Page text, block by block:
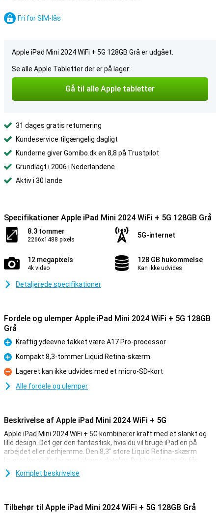
Fri for SIM-lås
Apple iPad Mini 2024 WiFi + 5G 128GB Grå er udgået.
Se alle Apple Tabletter der er på lager:
Gå til alle Apple tabletter
31 dages gratis returnering
Kundeservice tilgængelig dagligt
Kunderne giver Gomibo.dk en 8,8 på Trustpilot
Grundlagt i 2006 i Nederlandene
Aktiv i 30 lande
Specifikationer Apple iPad Mini 2024 WiFi + 5G 128GB Grå
8.3 tommer
2266x1488 pixels
5G-internet
12 megapixels
4k video
128 GB hukommelse
Kan ikke udvides
Detaljerede specifikationer
Fordele og ulemper Apple iPad Mini 2024 WiFi + 5G 128GB
Grå
Fordele
Kraftig ydeevne takket være A17 Pro-processor
Fordele
Kompakt 8,3-tommer Liquid Retina-skærm
Ulemper
Lageret kan ikke udvides med et micro-SD-kort
Alle fordele og ulemper
Beskrivelse af Apple iPad Mini 2024 WiFi + 5G
Apple iPad Mini 2024 WiFi + 5G kombinerer kraft med et slankt og
lille design. Det gør den fantastisk, hvis du vil bruge iPad'en på
arbejdet eller derhjemme. Den 8,3" store Liquid Retina-skærm
leverer lyse billeder med skarpe detaljer. Det betyder, at du får
levende farver, som er ideelle til film, spil og fotos.
mange apps på én gang. Med 5G-understøttelse kan du få adgang
Komplet beskrivelse
Tilbehør til Apple iPad Mini 2024 WiFi + 5G 128GB Grå